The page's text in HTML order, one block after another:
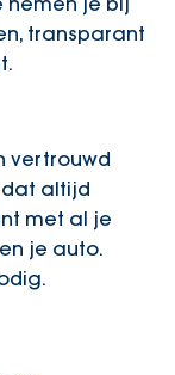
transparant
vertrouwd
dat altijd
met al je
je auto.